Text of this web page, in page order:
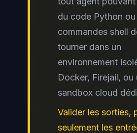
du code Python
commandes shell
tourner dans un
environnement
Docker, Firejail, ou
sandbox cloud
Valider les sorties,
seulement les